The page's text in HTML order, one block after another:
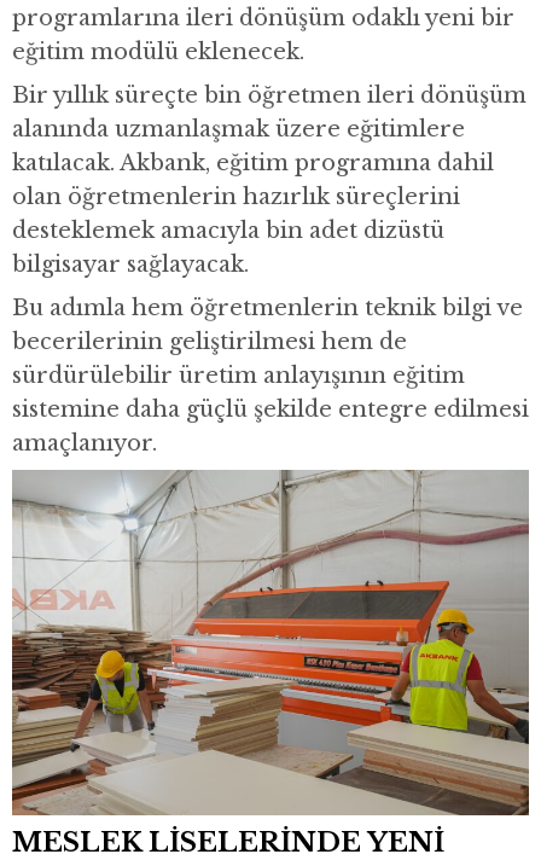
programlarına ileri dönüşüm odaklı yeni bir
eğitim modülü eklenecek.
Bir yıllık süreçte bin öğretmen ileri dönüşüm
alanında uzmanlaşmak üzere eğitimlere
katılacak. Akbank, eğitim programına dahil
olan öğretmenlerin hazırlık süreçlerini
desteklemek amacıyla bin adet dizüstü
bilgisayar sağlayacak.
Bu adımla hem öğretmenlerin teknik bilgi ve
becerilerinin geliştirilmesi hem de
sürdürülebilir üretim anlayışının eğitim
sistemine daha güçlü şekilde entegre edilmesi
amaçlanıyor.
MESLEK LİSELERİNDE YENİ